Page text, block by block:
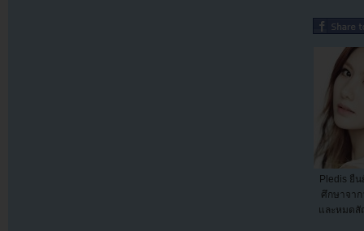
Pledis ยื
ศึกษาจาก
และหมด